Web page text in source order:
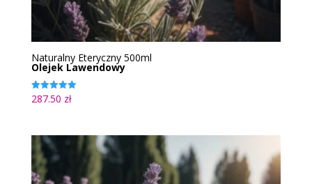
Naturalny Eteryczny 500ml
Olejek Lawendowy
Oceniono
5.00
287.50 zł